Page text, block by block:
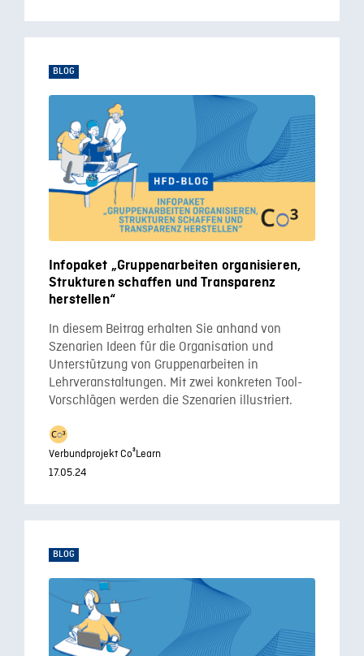
BLOG
Infopaket „Gruppenarbeiten organisieren,
Strukturen schaffen und Transparenz
herstellen“
In diesem Beitrag erhalten Sie anhand von
Szenarien Ideen für die Organisation und
Unterstützung von Gruppenarbeiten in
Lehrveranstaltungen. Mit zwei konkreten Tool-
Vorschlägen werden die Szenarien illustriert.
Verbundprojekt Co³Learn
17.05.24
BLOG